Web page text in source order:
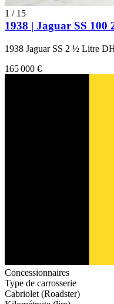
1 / 15
1938 | Jaguar SS 100
1938 Jaguar SS 2 ½ Litre
165 000 €
Concessionnaires
Type de carrosserie
Cabriolet (Roadster)